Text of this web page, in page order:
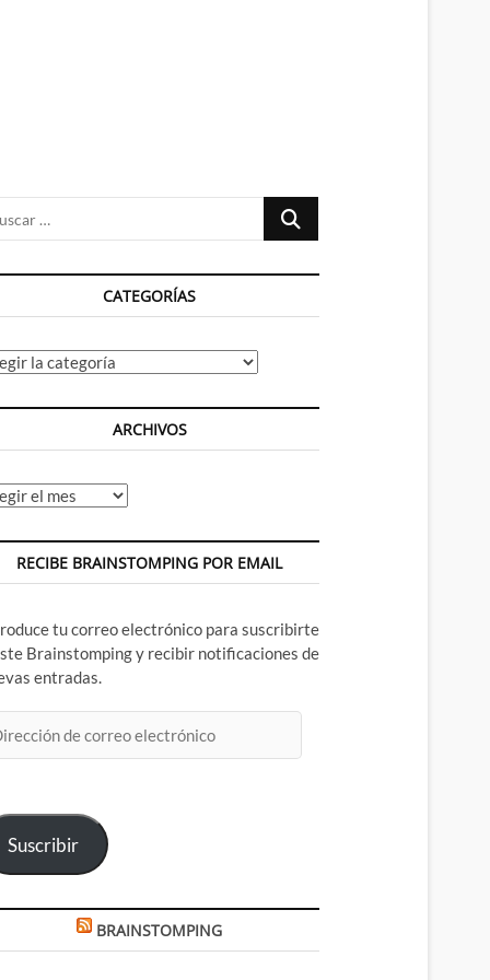
Buscar
CATEGORÍAS
ARCHIVOS
RECIBE BRAINSTOMPING POR EMAIL
tu correo electrónico para suscribirte
Brainstomping y recibir notificaciones de
entradas.
Suscribir
BRAINSTOMPING